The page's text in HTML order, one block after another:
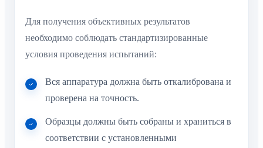
Для получения объективных результатов
необходимо соблюдать стандартизированные
условия проведения испытаний:
Вся аппаратура должна быть откалибрована и
проверена на точность.
Образцы должны быть собраны и храниться в
соответствии с установленными